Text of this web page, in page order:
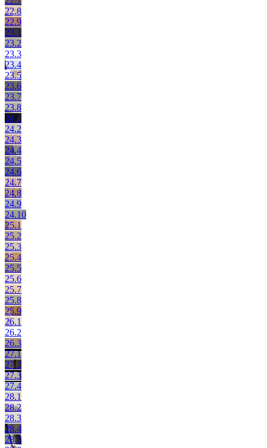
22.8
22.9
23.1
23.2
23.3
23.4
23.5
23.6
23.7
23.8
24.1
24.2
24.3
24.4
24.5
24.6
24.7
24.8
24.9
24.10
25.1
25.2
25.3
25.4
25.5
25.6
25.7
25.8
25.9
26.1
26.2
26.3
27.1
27.2
27.3
27.4
28.1
28.2
28.3
28.4
28.5